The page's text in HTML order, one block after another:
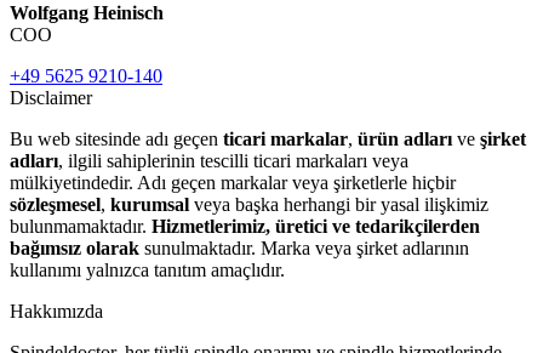
Wolfgang Heinisch
COO
+49 5625 9210-140
Disclaimer
Bu web sitesinde adı geçen ticari markalar, ürün adları ve şirket
adları, ilgili sahiplerinin tescilli ticari markaları veya
mülkiyetindedir. Adı geçen markalar veya şirketlerle hiçbir
sözleşmesel, kurumsal veya başka herhangi bir yasal ilişkimiz
bulunmamaktadır. Hizmetlerimiz, üretici ve tedarikçilerden
bağımsız olarak sunulmaktadır. Marka veya şirket adlarının
kullanımı yalnızca tanıtım amaçlıdır.
Hakkımızda